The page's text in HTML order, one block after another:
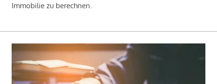
Immobilie zu berechnen.